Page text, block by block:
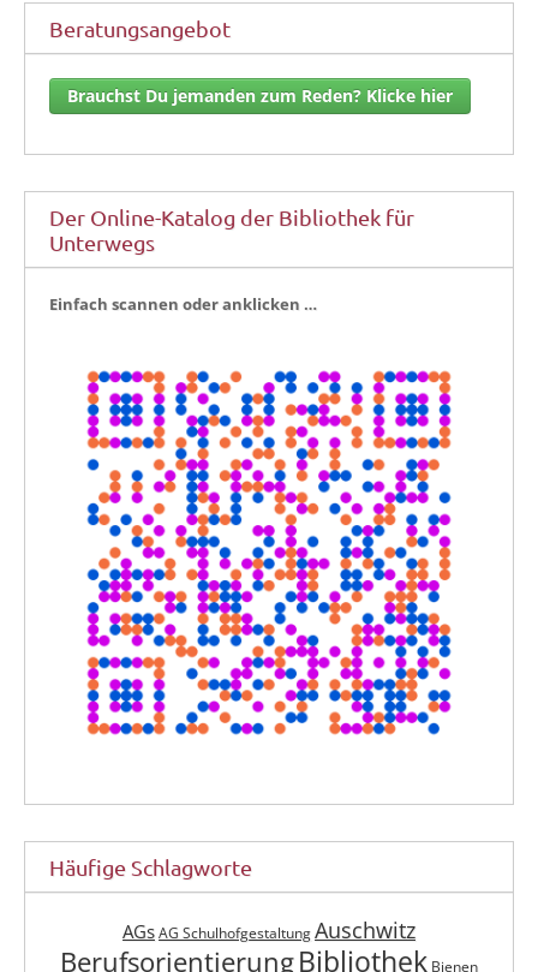
Beratungsangebot
Brauchst Du jemanden zum Reden? Klicke hier
Der Online-Katalog der Bibliothek für
Unterwegs
Ein­fach scan­nen oder anklicken …
Häufige Schlagworte
AGs AG Schulhofgestaltung Auschwitz
BerufsorientierungBibliothek Bienen